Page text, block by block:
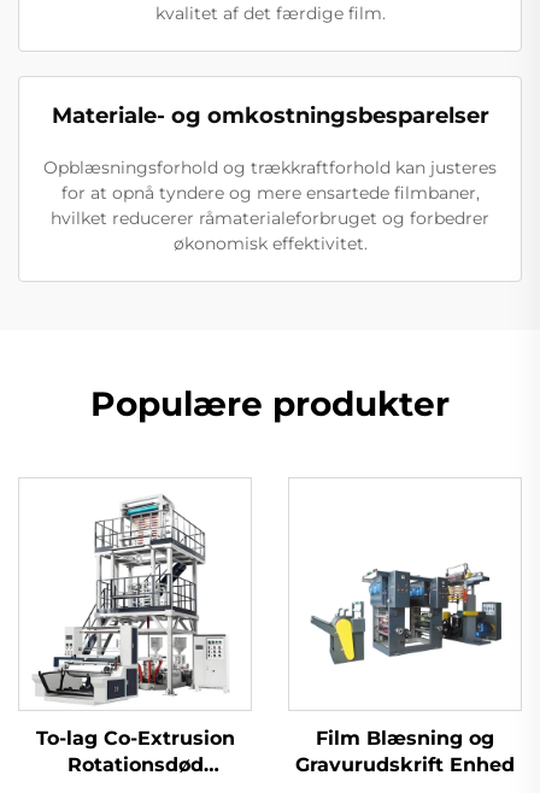
kvalitet af det færdige film.
Materiale- og omkostningsbesparelser
Opblæsningsforhold og trækkraftforhold kan justeres
for at opnå tyndere og mere ensartede filmbaner,
hvilket reducerer råmaterialeforbruget og forbedrer
økonomisk effektivitet.
Populære produkter
To-lag Co-Extrusion
Rotationsdød
Film Blæsning og
Gravurudskrift Enhed